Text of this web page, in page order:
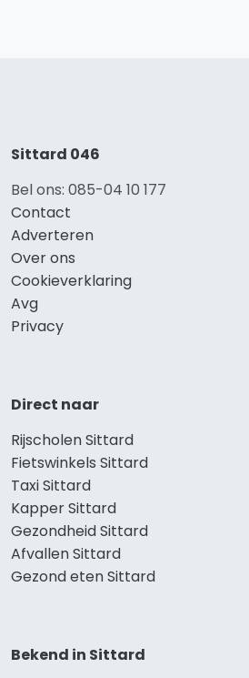
Sittard 046
Bel ons: 085-04 10 177
Contact
Adverteren
Over ons
Cookieverklaring
Avg
Privacy
Direct naar
Rijscholen Sittard
Fietswinkels Sittard
Taxi Sittard
Kapper Sittard
Gezondheid Sittard
Afvallen Sittard
Gezond eten Sittard
Bekend in Sittard